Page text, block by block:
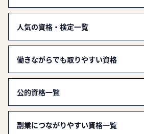
人気の資格・検定一覧
働きながらでも取りやすい資格
公的資格一覧
副業につながりやすい資格一覧